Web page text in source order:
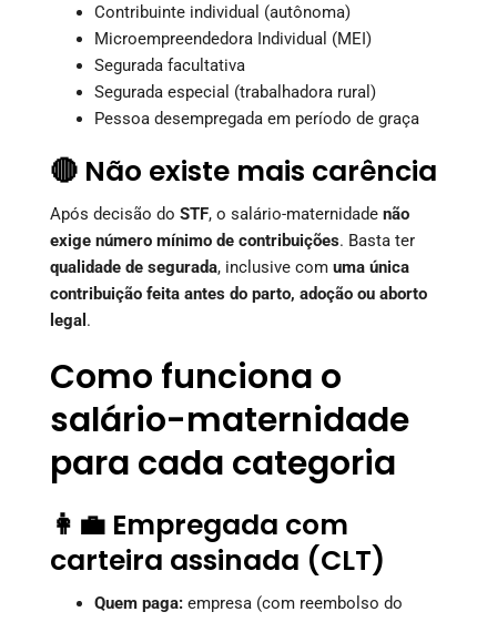
Contribuinte individual (autônoma)
Microempreendedora Individual (MEI)
Segurada facultativa
Segurada especial (trabalhadora rural)
Pessoa desempregada em período de graça
🔴 Não existe mais carência
Após decisão do STF, o salário-maternidade não
exige número mínimo de contribuições. Basta ter
qualidade de segurada, inclusive com uma única
contribuição feita antes do parto, adoção ou aborto
legal .
Como funciona o
salário-maternidade
para cada categoria
👩‍💼 Empregada com
carteira assinada (CLT)
Quem paga: empresa (com reembolso do